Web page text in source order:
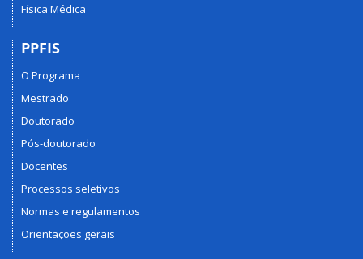
Física Médica
PPFIS
O Programa
Mestrado
Doutorado
Pós-doutorado
Docentes
Processos seletivos
Normas e regulamentos
Orientações gerais